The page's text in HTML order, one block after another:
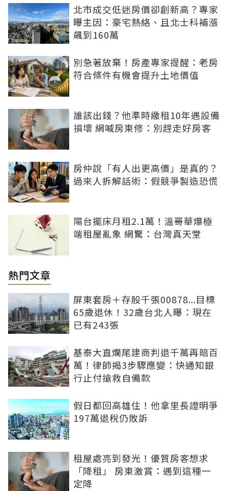
北市成交低迷房價卻創新高？專家
曝主因：豪宅熱絡、且北士科補漲
飆到160萬
別急著放棄！房產專家提醒：老房
符合條件有機會提升土地價值
誰該出錢？他準時繳租10年遇設備
損壞 網喊房東修：別趕走好房客
房仲說「有人出更高價」是真的？
過來人拆解話術：假競爭製造恐慌
陽台擺床月租2.1萬！溫哥華爆極
端租屋亂象 網驚：台灣真天堂
熱門文章
屏東套房＋存股千張00878...目標
65歲退休！32歲台北人曝：現在
已有243張
基泰大直爛尾建商判退千萬再賠百
萬！律師揭3步驟應變：快通知銀
行止付搶救自備款
假日都回高雄住！他拿里長證明爭
197萬退稅仍敗訴
租屋處亮到發光！優質房客想求
「降租」 房東激賞：遇到這種一
定降